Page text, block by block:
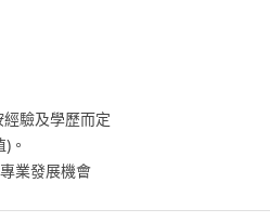
驗及學歷而定
。
業發展機會